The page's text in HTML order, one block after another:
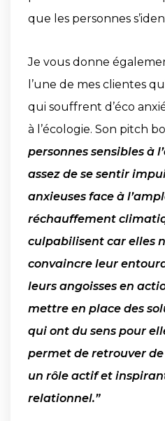
que les personnes
Je vous donne
l’une de mes clientes
qui souffrent d’éco
à l’écologie. Son pitch
personnes sensibles à
assez de se sentir
anxieuses face à
réchauffement
culpabilisent car elles
convaincre leur
leurs angoisses en
mettre en place des
qui ont du sens pour
permet de retrouver
un rôle actif et
relationnel.”